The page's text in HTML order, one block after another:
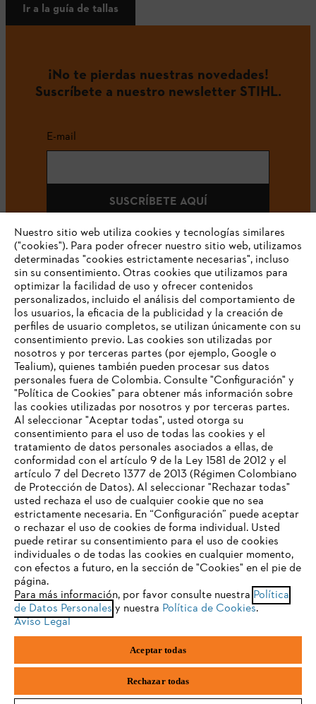
Ir a la guía de tallas
¡No te pierdas nuestras novedades!
Suscríbete a nuestro newsletter STIHL.
E-mail
SUSCRÍBETE AQUÍ
#STIHLCOLOMBIA
Nuestra empresa
Preguntas frecuentes
Contacto
Política tratamiento de datos personales Aviso legal
Cookies Información legal
STIHL S.A.S.Parque La Regional Aeropuerto, Interior 30, Rionegro,
TU NAVEGADOR NO ES
COMPATIBLE
El navegador que estás utilizando no es compatible con
nuestra página web. Para que puedas disfrutar de nuestro
contenido, utiliza uno de los siguientes navegadores:
firefox chrome
safari edge
Nuestro sitio web utiliza cookies y tecnologías similares
("cookies"). Para poder ofrecer nuestro sitio web, utilizamos
determinadas "cookies estrictamente necesarias", incluso
sin su consentimiento. Otras cookies que utilizamos para
optimizar la facilidad de uso y ofrecer contenidos
personalizados, incluido el análisis del comportamiento de
los usuarios, la eficacia de la publicidad y la creación de
perfiles de usuario completos, se utilizan únicamente con su
consentimiento previo. Las cookies son utilizadas por
nosotros y por terceras partes (por ejemplo, Google o
Tealium), quienes también pueden procesar sus datos
personales fuera de Colombia. Consulte "Configuración" y
"Política de Cookies" para obtener más información sobre
las cookies utilizadas por nosotros y por terceras partes.
Al seleccionar "Aceptar todas", usted otorga su
consentimiento para el uso de todas las cookies y el
tratamiento de datos personales asociados a ellas, de
conformidad con el artículo 9 de la Ley 1581 de 2012 y el
artículo 7 del Decreto 1377 de 2013 (Régimen Colombiano
de Protección de Datos). Al seleccionar "Rechazar todas"
usted rechaza el uso de cualquier cookie que no sea
estrictamente necesaria. En “Configuración” puede aceptar
o rechazar el uso de cookies de forma individual. Usted
puede retirar su consentimiento para el uso de cookies
individuales o de todas las cookies en cualquier momento,
con efectos a futuro, en la sección de "Cookies" en el pie de
página.
Para más información, por favor consulte nuestra Política
de Datos Personales y nuestra Política de Cookies.
Aviso Legal
Aceptar todas
Rechazar todas